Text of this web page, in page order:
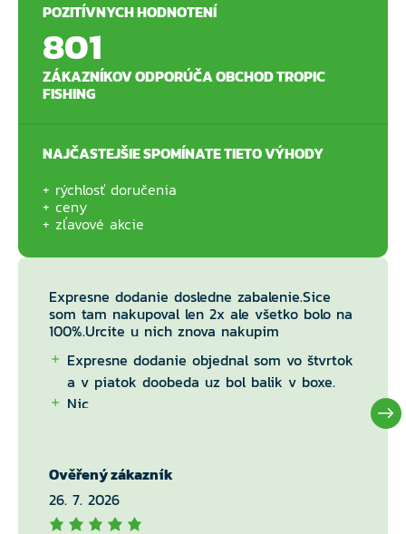
POZITÍVNYCH HODNOTENÍ
801
ZÁKAZNÍKOV ODPORÚČA OBCHOD TROPIC
FISHING
NAJČASTEJŠIE SPOMÍNATE TIETO VÝHODY
rýchlosť doručenia
ceny
zľavové akcie
Expresne dodanie dosledne zabalenie.Sice
som tam nakupoval len 2x ale všetko bolo na
100%.Urcite u nich znova nakupim
Expresne dodanie objednal som vo štvrtok
a v piatok doobeda uz bol balik v boxe.
Nic
Ověřený zákazník
26. 7. 2026